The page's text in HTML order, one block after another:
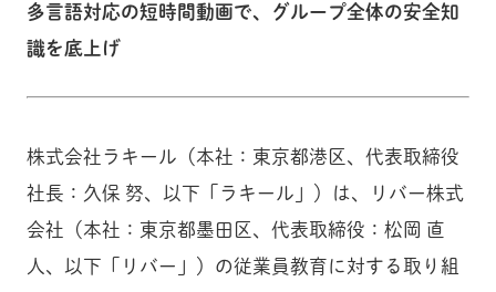
多言語対応の短時間動画で、グループ全体の安全知
識を底上げ
株式会社ラキール（本社：東京都港区、代表取締役
社長：久保 努、以下「ラキール」）は、リバー株式
会社（本社：東京都墨田区、代表取締役：松岡 直
人、以下「リバー」）の従業員教育に対する取り組